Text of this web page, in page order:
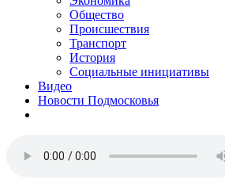
Общество
Происшествия
Транспорт
История
Социальные инициативы
Видео
Новости Подмосковья